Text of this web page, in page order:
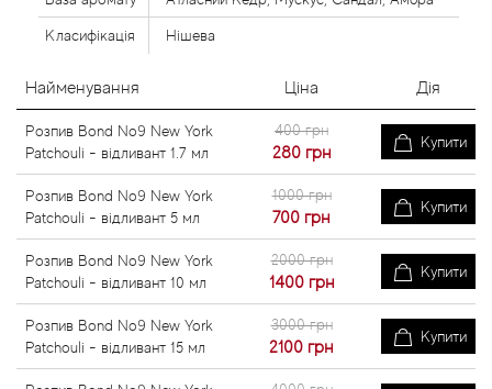
Класифікація Нішева
Найменування Ціна Дія
Розпив Bond No9 New York
Patchouli - відливант 1.7 мл
400 грн
280 грн
Купити
Розпив Bond No9 New York
Patchouli - відливант 5 мл
1000 грн
700 грн
Купити
Розпив Bond No9 New York
Patchouli - відливант 10 мл
2000 грн
1400 грн
Купити
Розпив Bond No9 New York
Patchouli - відливант 15 мл
3000 грн
2100 грн
Купити